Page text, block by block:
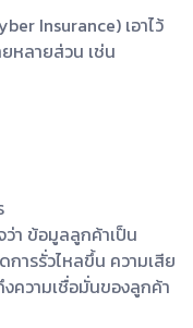
Insurance) เอาไว้
หลายส่วน เช่น
ว่า ข้อมูลลูกค้าเป็น
ารรั่วไหลขึ้น ความเสีย
งความเชื่อมั่นของลูกค้า